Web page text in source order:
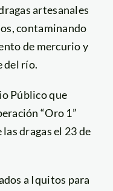
artesanales
contaminando
de mercurio y
del río.
Público que
“Oro 1”
dragas el 23 de
a Iquitos para